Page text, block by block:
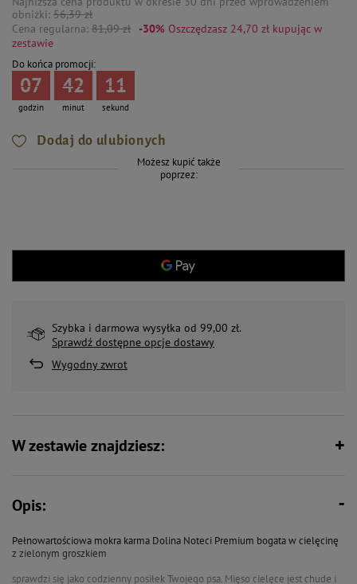
obniżki: 56,39 zł
Cena regularna: 81,09 zł -30% Oszczędzasz 24,70 zł kupując w
zestawie
Do końca promocji:
godzin
07
minut
42
sekund
11
Dodaj do ulubionych
Możesz kupić także
poprzez:
Szybka i darmowa wysyłka od 99,00 zł.
Sprawdź dostępne opcje dostawy
Wygodny zwrot
W zestawie znajdziesz:
Opis:
Pełnowartościowa mokra karma Dolina Noteci Premium bogata w cielęcinę
z zielonym groszkiem
sprawdzi się jako codzienny posiłek Twojego psa. Mięso cielęce jest chude i